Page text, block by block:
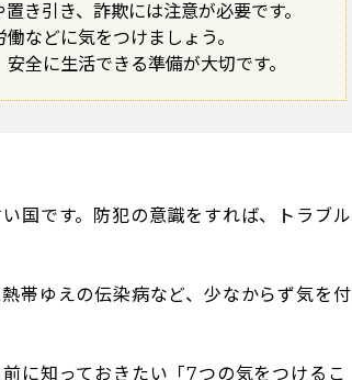
き引き、詐欺には注意が必要です。
などに気をつけましょう。
全に生活できる準備が大切です。
国です。防犯の意識をすれば、トラブル
帯ゆえの伝染病など、少なからず気を付
に知っておきたい「7つの気をつけるこ